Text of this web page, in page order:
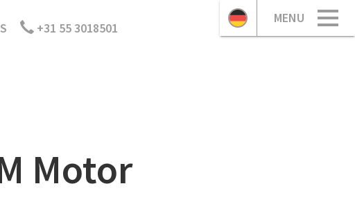
MENU
+31 55 3018501
Motor